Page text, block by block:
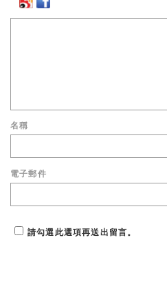
名稱
電子郵件
請勾選此選項再送出留言。